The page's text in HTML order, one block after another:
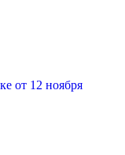
от 12 ноября